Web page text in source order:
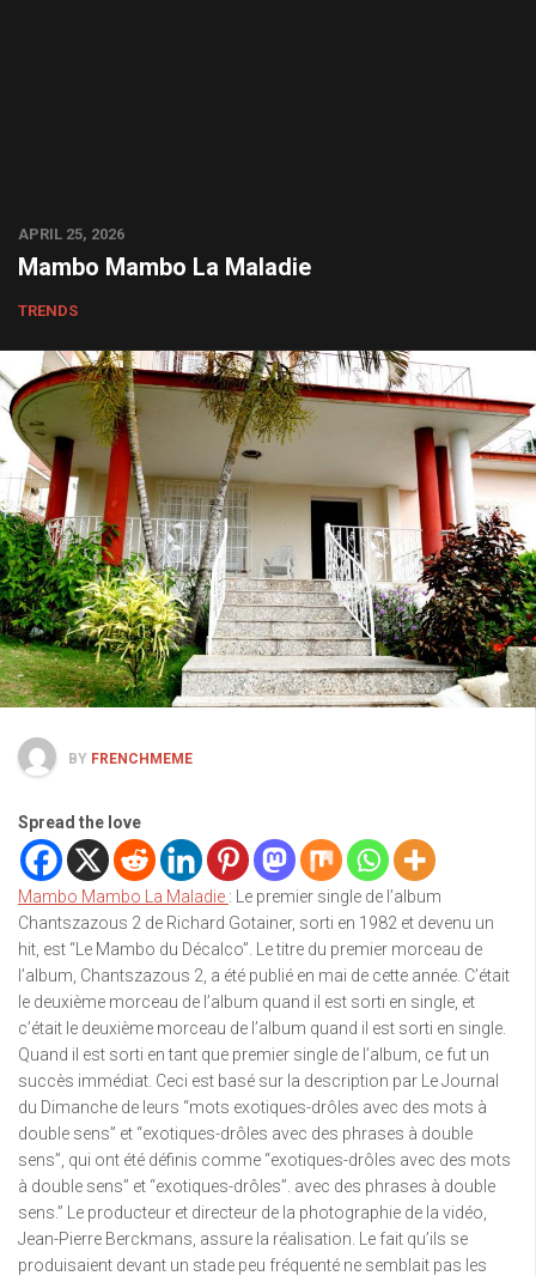
APRIL 25, 2026
Mambo Mambo La Maladie
TRENDS
BY FRENCHMEME
Spread the love
Mambo Mambo La Maladie : Le premier single de l’album
Chantszazous 2 de Richard Gotainer, sorti en 1982 et devenu un
hit, est “Le Mambo du Décalco”. Le titre du premier morceau de
l’album, Chantszazous 2, a été publié en mai de cette année. C’était
le deuxième morceau de l’album quand il est sorti en single, et
c’était le deuxième morceau de l’album quand il est sorti en single.
Quand il est sorti en tant que premier single de l’album, ce fut un
succès immédiat. Ceci est basé sur la description par Le Journal
du Dimanche de leurs “mots exotiques-drôles avec des mots à
double sens” et “exotiques-drôles avec des phrases à double
sens”, qui ont été définis comme “exotiques-drôles avec des mots
à double sens” et “exotiques-drôles”. avec des phrases à double
sens.” Le producteur et directeur de la photographie de la vidéo,
Jean-Pierre Berckmans, assure la réalisation. Le fait qu’ils se
produisaient devant un stade peu fréquenté ne semblait pas les